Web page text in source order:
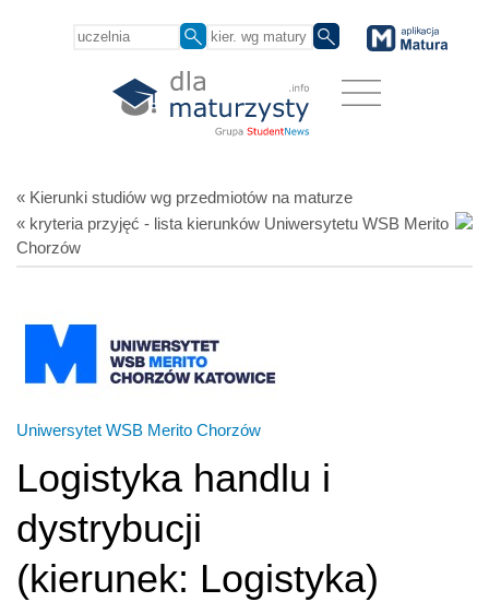
« Kierunki studiów wg przedmiotów na maturze
« kryteria przyjęć - lista kierunków Uniwersytetu WSB Merito
Chorzów
Uniwersytet WSB Merito Chorzów
Logistyka handlu i
dystrybucji
(kierunek: Logistyka)